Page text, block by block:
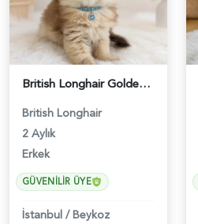
British Longhair Golden Ny12 Erkek Yavrumuz - 5151
British Longhair
2 Aylık
Erkek
GÜVENILIR ÜYE
İstanbul /Beykoz